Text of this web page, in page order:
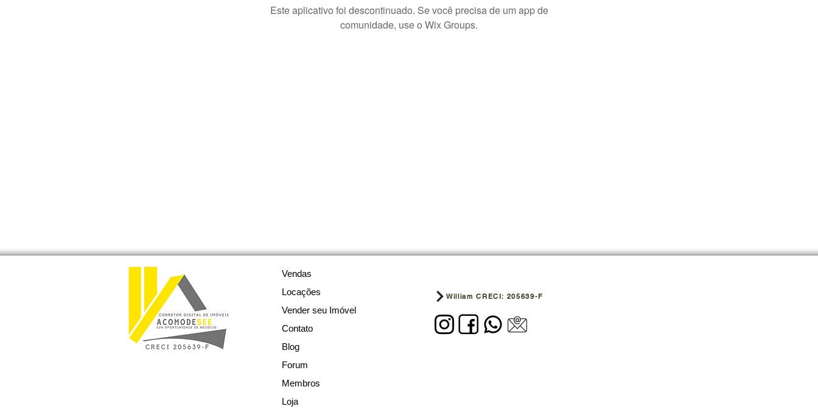
Este aplicativo foi descontinuado. Se você precisa de um app de
comunidade, use o Wix Groups.
Vendas
Locações
Vender seu Imóvel
Contato
Blog
Forum
Membros
Loja
William CRECI: 205639-F